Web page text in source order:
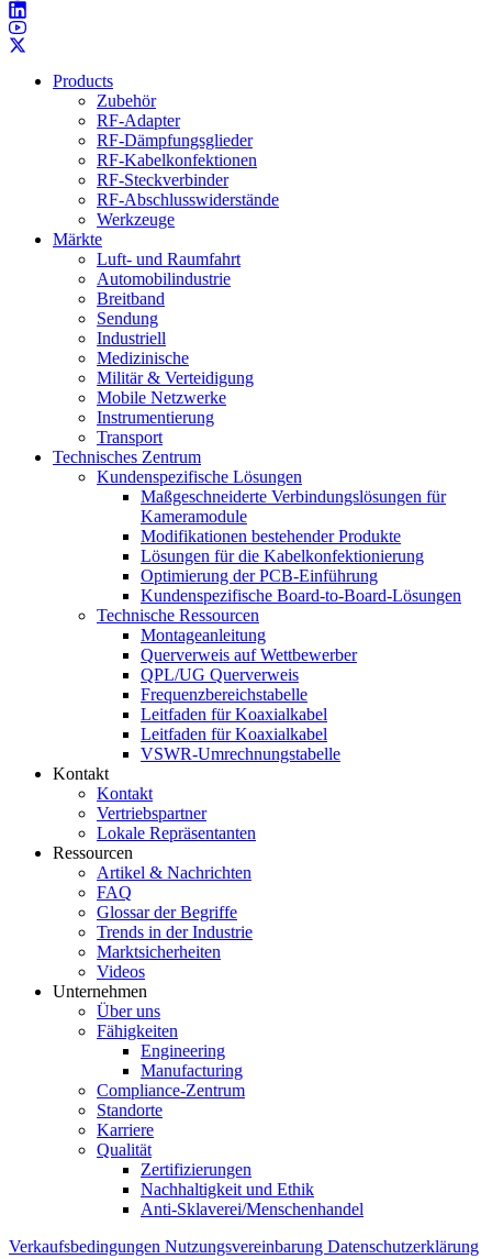
Products
Zubehör
RF-Adapter
RF-Dämpfungsglieder
RF-Kabelkonfektionen
RF-Steckverbinder
RF-Abschlusswiderstände
Werkzeuge
Märkte
Luft- und Raumfahrt
Automobilindustrie
Breitband
Sendung
Industriell
Medizinische
Militär & Verteidigung
Mobile Netzwerke
Instrumentierung
Transport
Technisches Zentrum
Kundenspezifische Lösungen
Maßgeschneiderte Verbindungslösungen für
Kameramodule
Modifikationen bestehender Produkte
Lösungen für die Kabelkonfektionierung
Optimierung der PCB-Einführung
Kundenspezifische Board-to-Board-Lösungen
Technische Ressourcen
Montageanleitung
Querverweis auf Wettbewerber
QPL/UG Querverweis
Frequenzbereichstabelle
Leitfaden für Koaxialkabel
Leitfaden für Koaxialkabel
VSWR-Umrechnungstabelle
Kontakt
Kontakt
Vertriebspartner
Lokale Repräsentanten
Ressourcen
Artikel & Nachrichten
FAQ
Glossar der Begriffe
Trends in der Industrie
Marktsicherheiten
Videos
Unternehmen
Über uns
Fähigkeiten
Engineering
Manufacturing
Compliance-Zentrum
Standorte
Karriere
Qualität
Zertifizierungen
Nachhaltigkeit und Ethik
Anti-Sklaverei/Menschenhandel
Verkaufsbedingungen Nutzungsvereinbarung Datenschutzerklärung